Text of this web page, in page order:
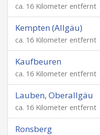
ca. 16 Kilometer entfernt
Kempten (Allgäu)
ca. 16 Kilometer entfernt
Kaufbeuren
ca. 16 Kilometer entfernt
Lauben, Oberallgäu
ca. 16 Kilometer entfernt
Ronsberg